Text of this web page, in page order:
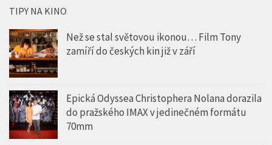
TIPY NA KINO
Než se stal světovou ikonou… Film Tony
zamíří do českých kin již v září
Epická Odyssea Christophera Nolana dorazila
do pražského IMAX v jedinečném formátu
70mm